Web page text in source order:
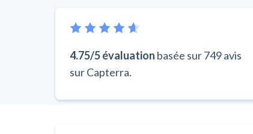
4.75/5 évaluation basée sur 749 avis
sur Capterra.